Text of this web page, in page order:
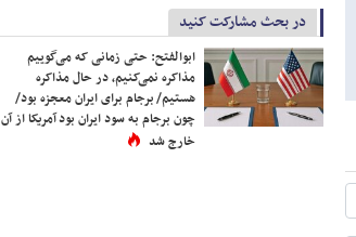
در بحث مشارکت کنید
ابوالفتح: حتی زمانی که می‌گوییم
مذاکره نمی‌کنیم، در حال مذاکره
هستیم/ برجام برای ایران معجزه بود/
چون برجام به سود ایران بود آمریکا از آن
خارج شد